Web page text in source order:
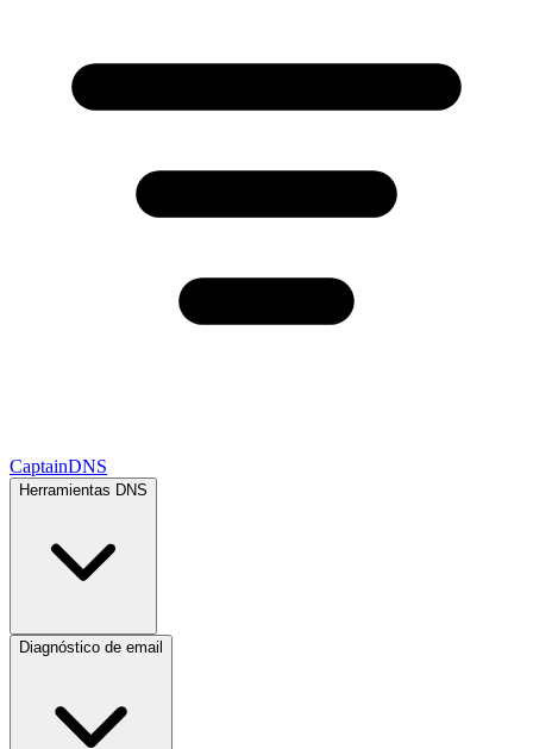
CaptainDNS
Herramientas DNS
Diagnóstico de email